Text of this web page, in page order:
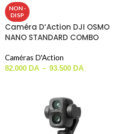
NON -
DISP
Caméra D’Action DJI OSMO
NANO STANDARD COMBO
Caméras D'Action
82.000 DA – 93.500 DA